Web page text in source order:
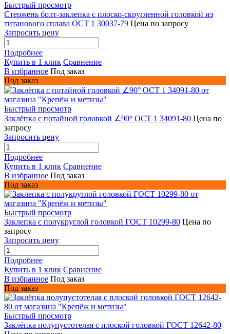
Быстрый просмотр
Стержень болт-заклепка с плоско-скругленной головкой из
титанового сплава ОСТ 1 30037-79 Цена по запросу
Запросить цену
Подробнее
Купить в 1 клик Сравнение
В избранное Под заказ
Под заказ
Быстрый просмотр
Заклёпка с потайной головкой ∠90° ОСТ 1 34091-80 Цена по
запросу
Запросить цену
Подробнее
Купить в 1 клик Сравнение
В избранное Под заказ
Под заказ
Быстрый просмотр
Заклепка с полукруглой головкой ГОСТ 10299-80 Цена по
запросу
Запросить цену
Подробнее
Купить в 1 клик Сравнение
В избранное Под заказ
Под заказ
Быстрый просмотр
Заклёпка полупустотелая с плоской головкой ГОСТ 12642-80